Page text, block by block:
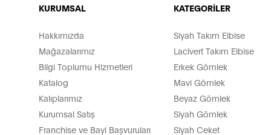
KURUMSAL
Hakkımızda
Mağazalarımız
Bilgi Toplumu Hizmetleri
Katalog
Kalıplarımız
Kurumsal Satış
Franchise ve Bayi Başvuruları
KATEGORİLER
Siyah Takım Elbise
Lacivert Takım Elbise
Erkek Gömlek
Mavi Gömlek
Beyaz Gömlek
Siyah Gömlek
Siyah Ceket